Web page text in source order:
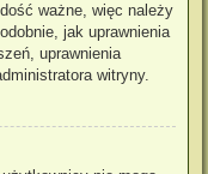
ważne, więc należy
jak uprawnienia
uprawnienia
witryny.